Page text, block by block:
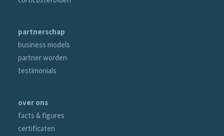
partnerschap
business models
partner worden
testimonials
over ons
facts & figures
certificaten